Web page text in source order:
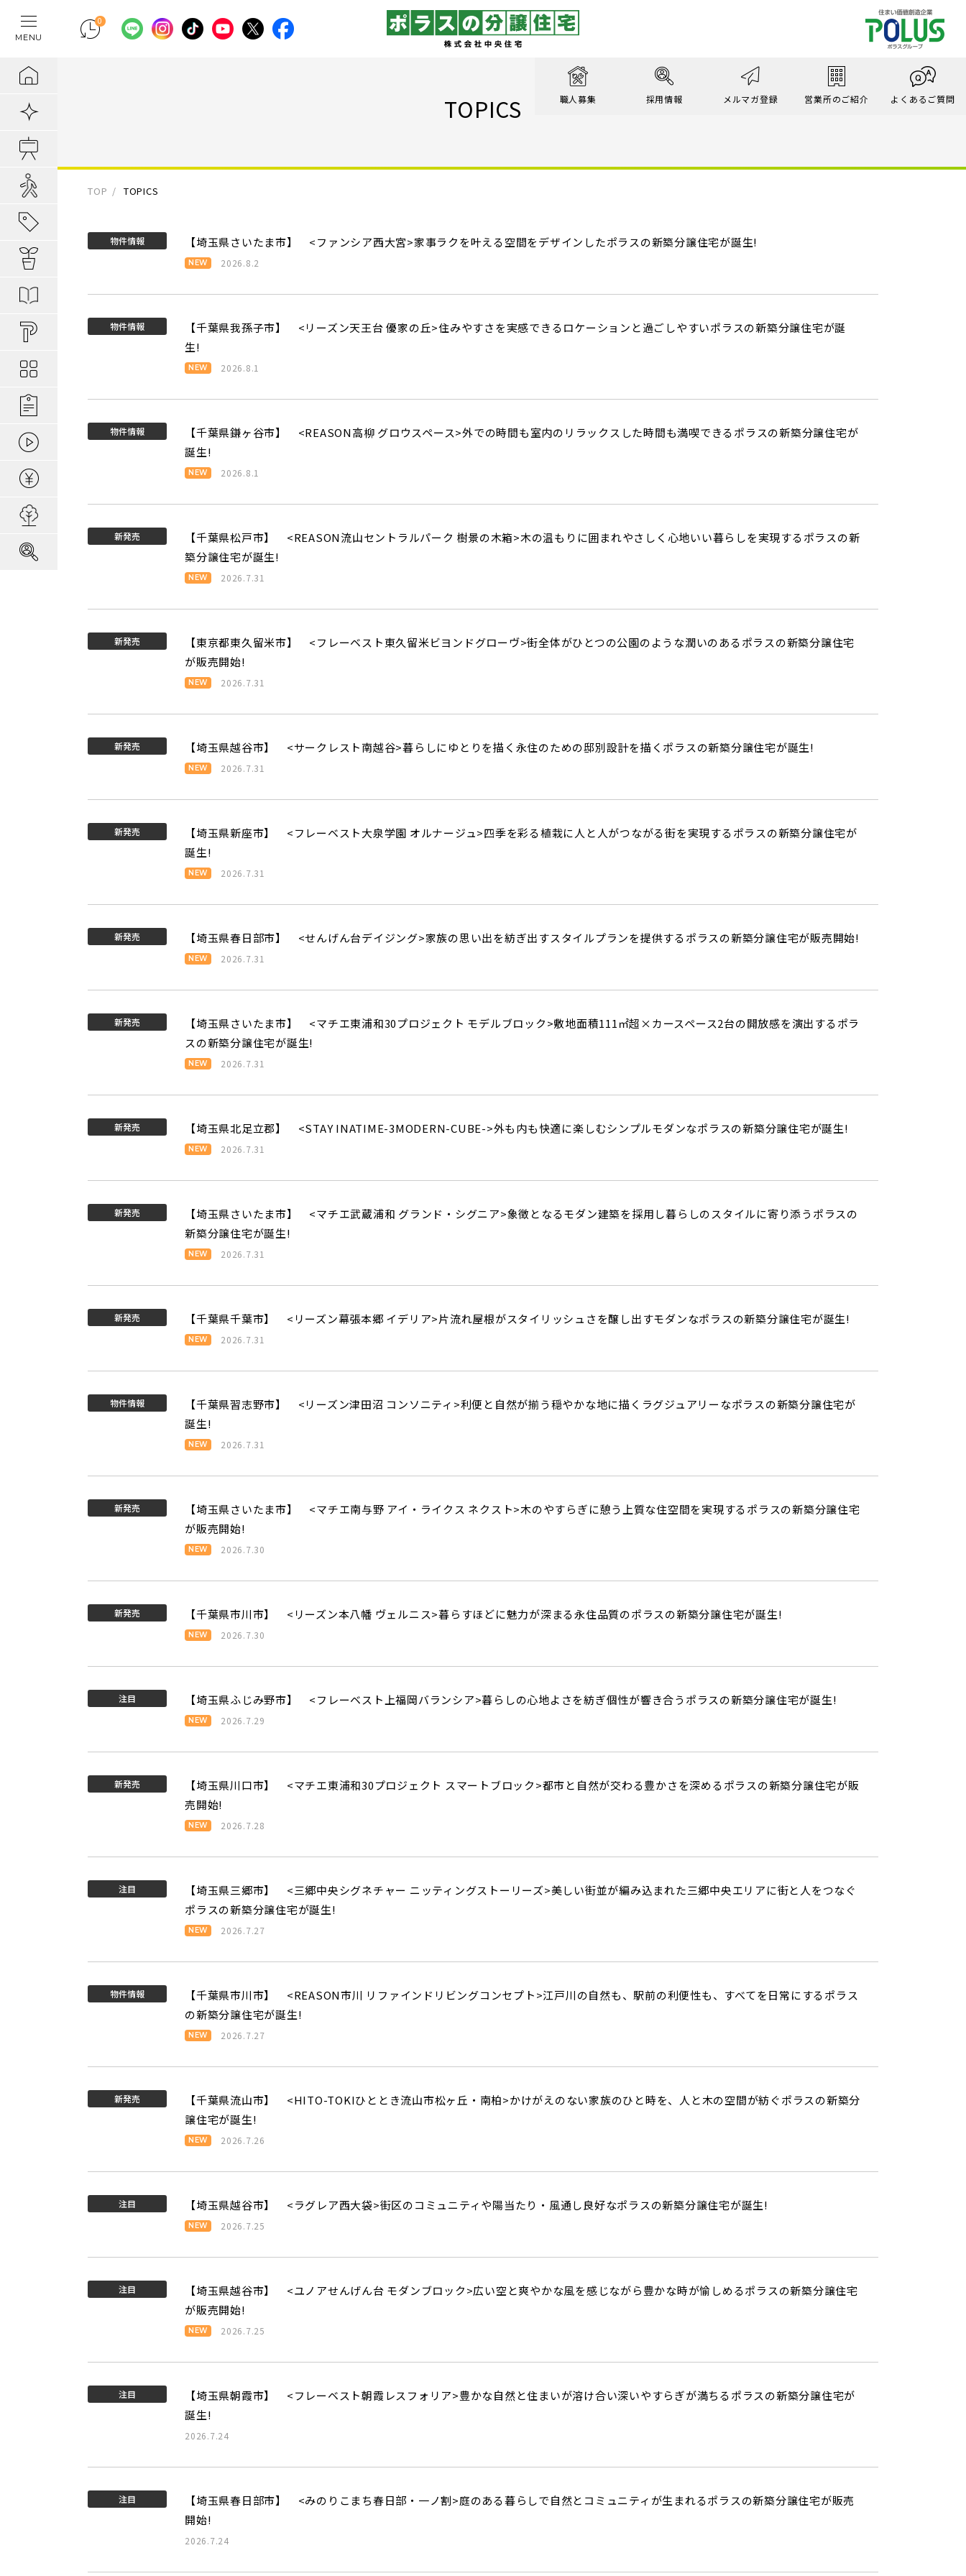
0
職人募集 採用情報 メルマガ登録 営業所のご紹介 よくあるご質問
MENU
オ―プンハウス実施中
公園の多い街
買い物しやすい街
お金のコト
あってよかった！ポラスの標準仕様【安心・くつろぎ編】
はじめての家探し
ポラスの魅力
4. お客様の安心のために
ポラスの長期優良住宅
ポラスの一貫施工
無垢桐材の壁パネル KIRINOKA
安心な場所であるために！ポラスの耐震技術
景観協定のある街づくり
動画ギャラリー
住宅ローンシミュレーター
TOPICS
TOP TOPICS
物件情報 【埼玉県さいたま市】 <ファンシア西大宮>家事ラクを叶える空間をデザインしたポラスの新築分譲住宅が誕生!
2026.8.2
物件情報 【千葉県我孫子市】 <リーズン天王台 優家の丘>住みやすさを実感できるロケーションと過ごしやすいポラスの新築分譲住宅が誕
生!
2026.8.1
物件情報 【千葉県鎌ヶ谷市】 <REASON高柳 グロウスペース>外での時間も室内のリラックスした時間も満喫できるポラスの新築分譲住宅が
誕生!
2026.8.1
新発売 【千葉県松戸市】 <REASON流山セントラルパーク 樹景の木箱>木の温もりに囲まれやさしく心地いい暮らしを実現するポラスの新
築分譲住宅が誕生!
2026.7.31
新発売 【東京都東久留米市】 <フレーベスト東久留米ビヨンドグローヴ>街全体がひとつの公園のような潤いのあるポラスの新築分譲住宅
が販売開始!
2026.7.31
新発売 【埼玉県越谷市】 <サークレスト南越谷>暮らしにゆとりを描く永住のための邸別設計を描くポラスの新築分譲住宅が誕生!
2026.7.31
新発売 【埼玉県新座市】 <フレーベスト大泉学園 オルナージュ>四季を彩る植栽に人と人がつながる街を実現するポラスの新築分譲住宅が
誕生!
2026.7.31
新発売 【埼玉県春日部市】 <せんげん台デイジング>家族の思い出を紡ぎ出すスタイルプランを提供するポラスの新築分譲住宅が販売開始!
2026.7.31
新発売 【埼玉県さいたま市】 <マチエ東浦和30プロジェクト モデルブロック>敷地面積111㎡超×カースペース2台の開放感を演出するポラ
スの新築分譲住宅が誕生!
2026.7.31
新発売 【埼玉県北足立郡】 <STAY INATIME-3MODERN-CUBE->外も内も快適に楽しむシンプルモダンなポラスの新築分譲住宅が誕生!
2026.7.31
新発売 【埼玉県さいたま市】 <マチエ武蔵浦和 グランド・シグニア>象徴となるモダン建築を採用し暮らしのスタイルに寄り添うポラスの
新築分譲住宅が誕生!
2026.7.31
新発売 【千葉県千葉市】 <リーズン幕張本郷 イデリア>片流れ屋根がスタイリッシュさを醸し出すモダンなポラスの新築分譲住宅が誕生!
2026.7.31
物件情報 【千葉県習志野市】 <リーズン津田沼 コンソニティ>利便と自然が揃う穏やかな地に描くラグジュアリーなポラスの新築分譲住宅が
誕生!
2026.7.31
新発売 【埼玉県さいたま市】 <マチエ南与野 アイ・ライクス ネクスト>木のやすらぎに憩う上質な住空間を実現するポラスの新築分譲住宅
が販売開始!
2026.7.30
新発売 【千葉県市川市】 <リーズン本八幡 ヴェルニス>暮らすほどに魅力が深まる永住品質のポラスの新築分譲住宅が誕生!
2026.7.30
注目 【埼玉県ふじみ野市】 <フレーベスト上福岡バランシア>暮らしの心地よさを紡ぎ個性が響き合うポラスの新築分譲住宅が誕生!
2026.7.29
新発売 【埼玉県川口市】 <マチエ東浦和30プロジェクト スマートブロック>都市と自然が交わる豊かさを深めるポラスの新築分譲住宅が販
売開始!
2026.7.28
注目 【埼玉県三郷市】 <三郷中央シグネチャー ニッティングストーリーズ>美しい街並が編み込まれた三郷中央エリアに街と人をつなぐ
ポラスの新築分譲住宅が誕生!
2026.7.27
物件情報 【千葉県市川市】 <REASON市川 リファインドリビングコンセプト>江戸川の自然も、駅前の利便性も、すべてを日常にするポラス
の新築分譲住宅が誕生!
2026.7.27
新発売 【千葉県流山市】 <HITO-TOKIひととき流山市松ヶ丘・南柏>かけがえのない家族のひと時を、人と木の空間が紡ぐポラスの新築分
譲住宅が誕生!
2026.7.26
注目 【埼玉県越谷市】 <ラグレア西大袋>街区のコミュニティや陽当たり・風通し良好なポラスの新築分譲住宅が誕生!
2026.7.25
注目 【埼玉県越谷市】 <ユノアせんげん台 モダンブロック>広い空と爽やかな風を感じながら豊かな時が愉しめるポラスの新築分譲住宅
が販売開始!
2026.7.25
注目 【埼玉県朝霞市】 <フレーベスト朝霞レスフォリア>豊かな自然と住まいが溶け合い深いやすらぎが満ちるポラスの新築分譲住宅が
誕生!
2026.7.24
注目 【埼玉県春日部市】 <みのりこまち春日部・一ノ割>庭のある暮らしで自然とコミュニティが生まれるポラスの新築分譲住宅が販売
開始!
2026.7.24